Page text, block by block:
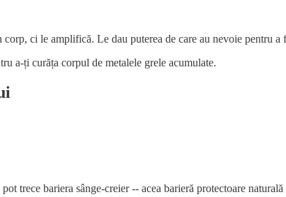
ci le amplifică. Le dau puterea de care au nevoie pentru
a-ți curăța corpul de metalele grele acumulate.
trece bariera sânge-creier -- acea barieră protectoare